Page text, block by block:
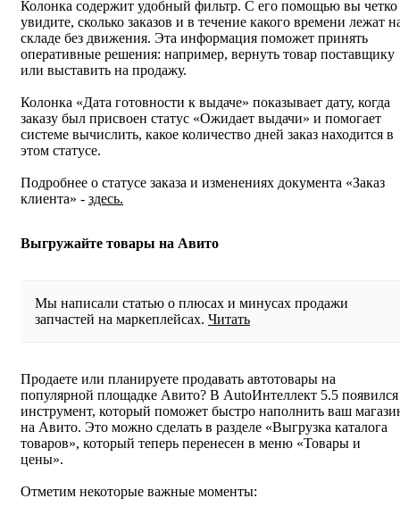
Колонка содержит удобный фильтр. С его помощью вы четко
увидите, сколько заказов и в течение какого времени лежат
складе без движения. Эта информация поможет принять
оперативные решения: например, вернуть товар поставщику
или выставить на продажу.
Колонка «Дата готовности к выдаче» показывает дату, когда
заказу был присвоен статус «Ожидает выдачи» и помогает
системе вычислить, какое количество дней заказ находится в
этом статусе.
Подробнее о статусе заказа и изменениях документа «Заказ
клиента» - здесь.
Выгружайте товары на Авито
Мы написали статью о плюсах и минусах продажи
запчастей на маркеплейсах. Читать
Продаете или планируете продавать автотовары на
популярной площадке Авито? В AutoИнтеллект 5.5 появился
инструмент, который поможет быстро наполнить ваш
на Авито. Это можно сделать в разделе «Выгрузка каталога
товаров», который теперь перенесен в меню «Товары и
цены».
Отметим некоторые важные моменты: